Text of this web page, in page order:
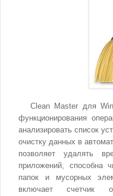
Clean Master для
функционирования
анализировать список
очистку данных в
позволяет удалять
приложений, способна
папок и мусорных
включает счетчик